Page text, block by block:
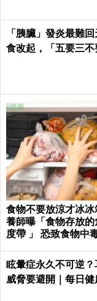
「胰臟」發炎最難
食改起，「五要三
食物不要放涼才冰冰
養師曝「食物存放的
度帶 」 恐致食物中
眩暈症永久不可逆
威脅要避開｜每日